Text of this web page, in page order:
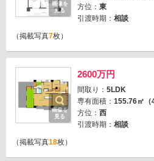
画像を
見る
方位： 東
引渡時期： 相談
（掲載写真7枚）
画像を
見る
2600万円
間取り： 5LDK
専有面積： 155.76㎡（
方位： 西
引渡時期： 相談
（掲載写真18枚）